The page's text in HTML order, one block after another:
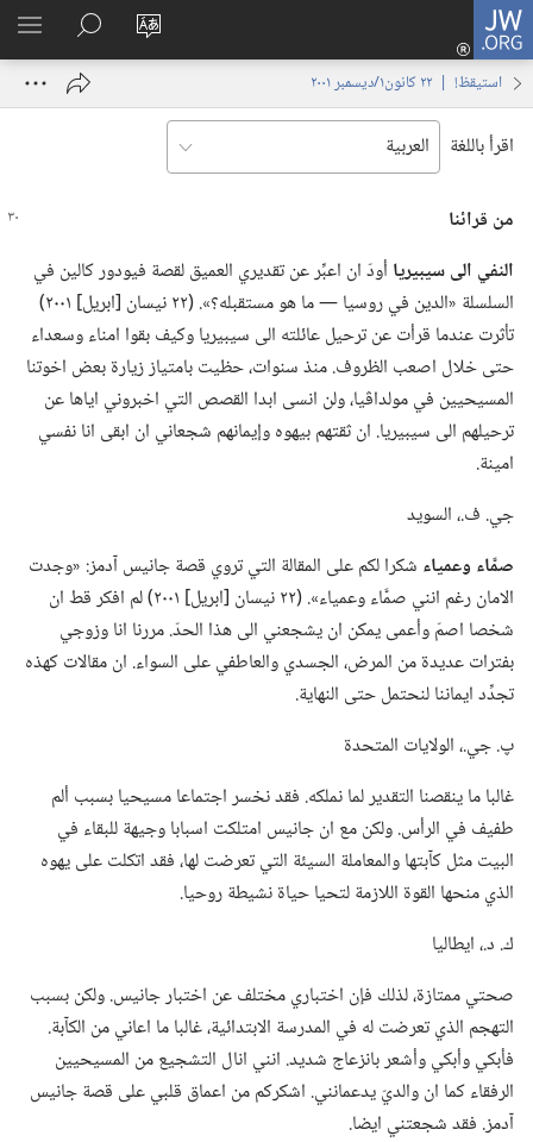
JW.ORG
تغيير
الموقع
تسجيل
الدخول
نافذة
البحث
في
JW.‎ORG
استيقظ‏!‏ | ‏‎٢٢‏ ‏‎كانون١/ديسمبر‏ ‎٢٠٠١
اقرأ باللغة
من قرائنا
النفي الى سيبيريا أودّ ان اعبِّر عن تقديري العميق لقصة فيودور كالين في
السلسلة «الدين في روسيا —‏ ما هو مستقبله؟‏».‏ (‏٢٢ نيسان [ابريل] ٢٠٠١)‏
تأثرت عندما قرأت عن ترحيل عائلته الى سيبيريا وكيف بقوا امناء وسعداء
حتى خلال اصعب الظروف.‏ منذ سنوات،‏ حظيت بامتياز زيارة بعض اخوتنا
المسيحيين في مولداڤيا،‏ ولن انسى ابدا القصص التي اخبروني اياها عن
ترحيلهم الى سيبيريا.‏ ان ثقتهم بيهوه وإيمانهم شجعاني ان ابقى انا نفسي
امينة.‏
جي.‏ ف.‏،‏ السويد
صمَّاء وعمياء شكرا لكم على المقالة التي تروي قصة جانيس آدمز:‏ «وجدت
الامان رغم انني صمَّاء وعمياء».‏ (‏٢٢ نيسان [ابريل] ٢٠٠١)‏ لم افكر قط ان
شخصا اصمّ وأعمى يمكن ان يشجعني الى هذا الحدّ.‏ مررنا انا وزوجي
بفترات عديدة من المرض،‏ الجسدي والعاطفي على السواء.‏ ان مقالات كهذه
تجدِّد ايماننا لنحتمل حتى النهاية.‏
پ.‏ جي.‏،‏ الولايات المتحدة
غالبا ما ينقصنا التقدير لما نملكه.‏ فقد نخسر اجتماعا مسيحيا بسبب ألم
طفيف في الرأس.‏ ولكن مع ان جانيس امتلكت اسبابا وجيهة للبقاء في
البيت مثل كآبتها والمعاملة السيئة التي تعرضت لها،‏ فقد اتكلت على يهوه
الذي منحها القوة اللازمة لتحيا حياة نشيطة روحيا.‏
ك.‏ د.‏،‏ ايطاليا
صحتي ممتازة،‏ لذلك فإن اختباري مختلف عن اختبار جانيس.‏ ولكن بسبب
التهجم الذي تعرضت له في المدرسة الابتدائية،‏ غالبا ما اعاني من الكآبة.‏
فأبكي وأبكي وأشعر بانزعاج شديد.‏ انني انال التشجيع من المسيحيين
الرفقاء كما ان والديّ يدعمانني.‏ اشكركم من اعماق قلبي على قصة جانيس
آدمز.‏ فقد شجعتني ايضا.‏